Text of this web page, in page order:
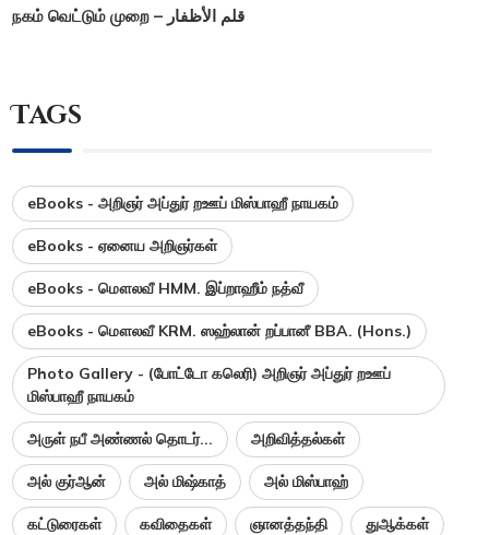
நகம் வெட்டும் முறை – قلم الأظفار
Tags
eBooks - அறிஞர் அப்துர் றஊப் மிஸ்பாஹீ நாயகம்
eBooks - ஏனைய அறிஞர்கள்
eBooks - மௌலவீ HMM. இப்றாஹீம் நத்வீ
eBooks - மௌலவீ KRM. ஸஹ்லான் றப்பானீ BBA. (Hons.)
Photo Gallery - (போட்டோ கலெரி) அறிஞர் அப்துர் றஊப்
மிஸ்பாஹீ நாயகம்
அருள் நபீ அண்ணல் தொடர்... அறிவித்தல்கள்
அல் குர்ஆன் அல் மிஷ்காத் அல் மிஸ்பாஹ்
கட்டுரைகள் கவிதைகள் ஞானத்தந்தி துஆக்கள்